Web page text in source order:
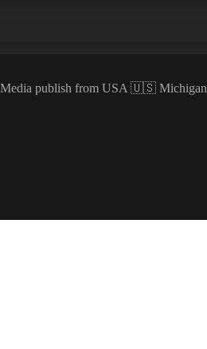
Media publish from USA 🇺🇸 Michigan